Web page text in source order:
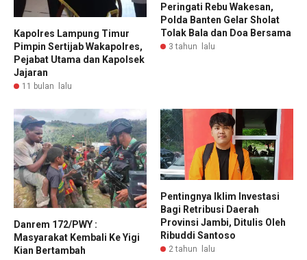
Kapolres Lampung Timur
Pimpin Sertijab Wakapolres,
Pejabat Utama dan Kapolsek
Jajaran
11 bulan lalu
Peringati Rebu Wakesan,
Polda Banten Gelar Sholat
Tolak Bala dan Doa Bersama
3 tahun lalu
Danrem 172/PWY :
Masyarakat Kembali Ke Yigi
Kian Bertambah
Pentingnya Iklim Investasi
Bagi Retribusi Daerah
Provinsi Jambi, Ditulis Oleh
Ribuddi Santoso
2 tahun lalu